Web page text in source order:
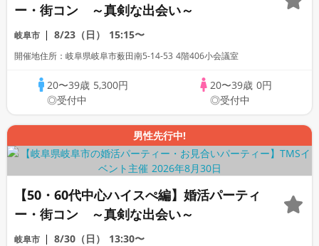
ー・街コン ～真剣な出会い～
岐阜市 8/23（日） 15:15〜
開催地住所：岐阜県岐阜市薮田南5-14-53 4階406小会議室
20〜39歳 5,300円
◎受付中
20〜39歳 0円
◎受付中
男性先行中!
【50・60代中心ハイスぺ編】婚活パーティ
ー・街コン ～真剣な出会い～
岐阜市 8/30（日） 13:30〜